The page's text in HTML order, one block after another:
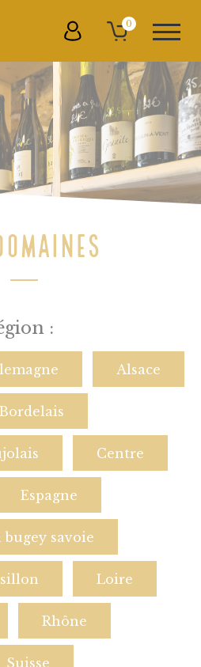
0
:
Alsace
Bordelais
Centre
Espagne
bugey savoie
Loire
Rhône
Suisse